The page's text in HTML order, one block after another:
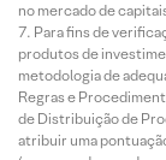
no mercado de
Para fins de
produtos de
metodologia de
Regras e
de Distribuição de
atribuir uma